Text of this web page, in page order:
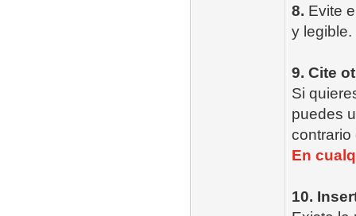
8. Evite
y legible.
9. Cite
Si
puedes
contrario
En
10.